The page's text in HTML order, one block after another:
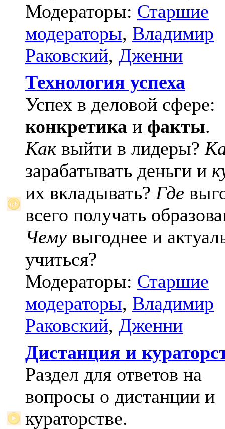
Модераторы: Старшие
модераторы, Владимир
Раковский, Дженни
Технология успеха
Успех в деловой сфере:
конкретика и факты.
Как выйти в лидеры?
зарабатывать деньги и
их вкладывать? Где
всего получать
Чему выгоднее и
учиться?
Модераторы: Старшие
модераторы, Владимир
Раковский, Дженни
Дистанция и
Раздел для ответов на
вопросы о дистанции и
кураторстве.